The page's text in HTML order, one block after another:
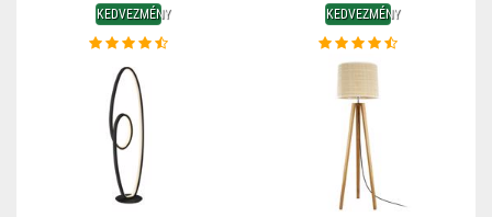
KEDVEZMÉNY KEDVEZMÉNY